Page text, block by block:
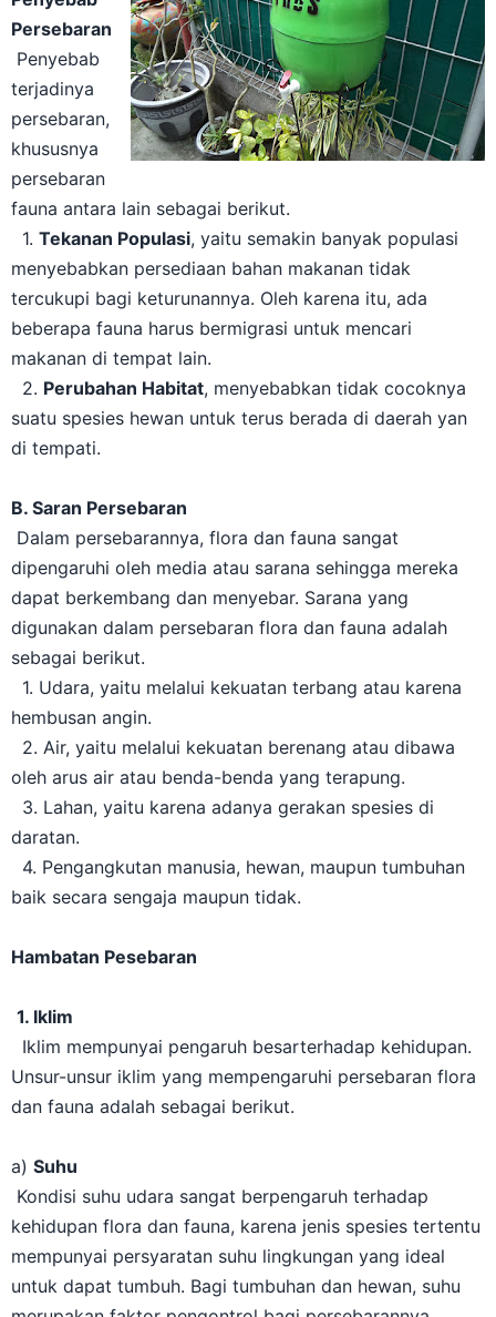
Persebaran
Penyebab
terjadinya
persebaran,
khususnya
persebaran
fauna antara lain sebagai berikut.
1. Tekanan Populasi , yaitu semakin banyak populasi
menyebabkan persediaan bahan makanan tidak
tercukupi bagi keturunannya. Oleh karena itu, ada
beberapa fauna harus bermigrasi untuk mencari
makanan di tempat lain.
2. Perubahan Habitat
, menyebabkan tidak cocoknya
suatu spesies hewan untuk terus berada di daerah yan
di tempati.
B. Saran Persebaran
Dalam persebarannya, flora dan fauna sangat
dipengaruhi oleh media atau sarana sehingga mereka
dapat berkembang dan menyebar. Sarana yang
digunakan dalam persebaran flora dan fauna adalah
sebagai berikut.
1. Udara, yaitu melalui kekuatan terbang atau karena
hembusan angin.
2. Air, yaitu melalui kekuatan berenang atau dibawa
oleh arus air atau benda-benda yang terapung.
3. Lahan, yaitu karena adanya gerakan spesies di
daratan.
4. Pengangkutan manusia, hewan, maupun tumbuhan
baik secara sengaja maupun tidak.
Hambatan Pesebaran
1. Iklim
Iklim mempunyai pengaruh besarterhadap kehidupan.
Unsur-unsur iklim yang mempengaruhi persebaran flora
dan fauna adalah sebagai berikut.
a) Suhu
Kondisi suhu udara sangat berpengaruh terhadap
kehidupan flora dan fauna, karena jenis spesies tertentu
mempunyai persyaratan suhu lingkungan yang ideal
untuk dapat tumbuh. Bagi tumbuhan dan hewan, suhu
merupakan faktor pengontrol bagi persebarannya